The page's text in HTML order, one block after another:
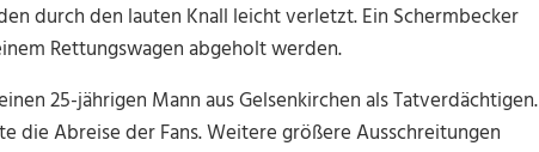
durch den lauten Knall leicht verletzt. Ein Schermbecker
Rettungswagen abgeholt werden.
25-jährigen Mann aus Gelsenkirchen als Tatverdächtigen.
die Abreise der Fans. Weitere größere Ausschreitungen